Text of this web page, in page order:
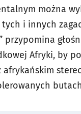
można
i innych
przypomina
Afryki, by